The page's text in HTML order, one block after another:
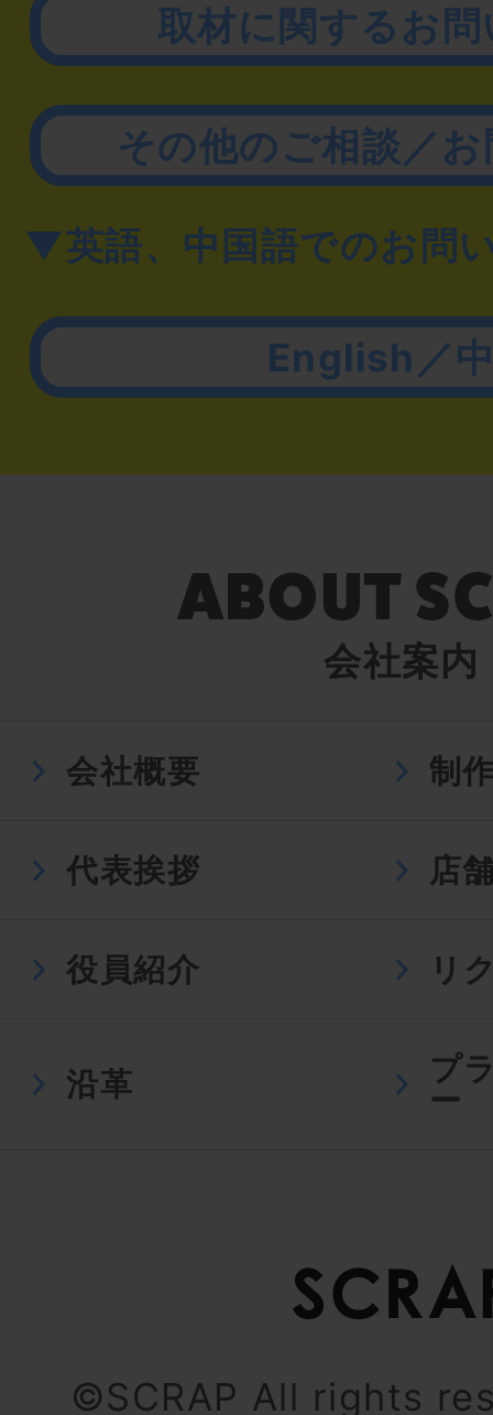
取材に関するお
その他のご相談／
▼英語、中国語でのお問
English／
会社案内
会社概要 制
代表挨拶 店
役員紹介 リ
沿革
プ
ー
©SCRAP All rights